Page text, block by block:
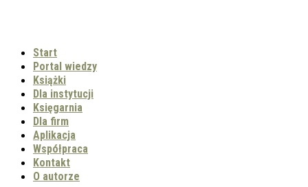
Start
Portal wiedzy
Książki
Dla instytucji
Księgarnia
Dla firm
Aplikacja
Współpraca
Kontakt
O autorze